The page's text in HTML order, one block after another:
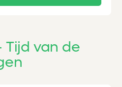
Tijd van de